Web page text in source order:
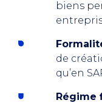
biens
de
qu’en
Régime